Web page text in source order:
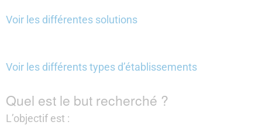
Voir les différentes solutions
Voir les différents types d’établissements
Quel est le but recherché ?
L’objectif est :